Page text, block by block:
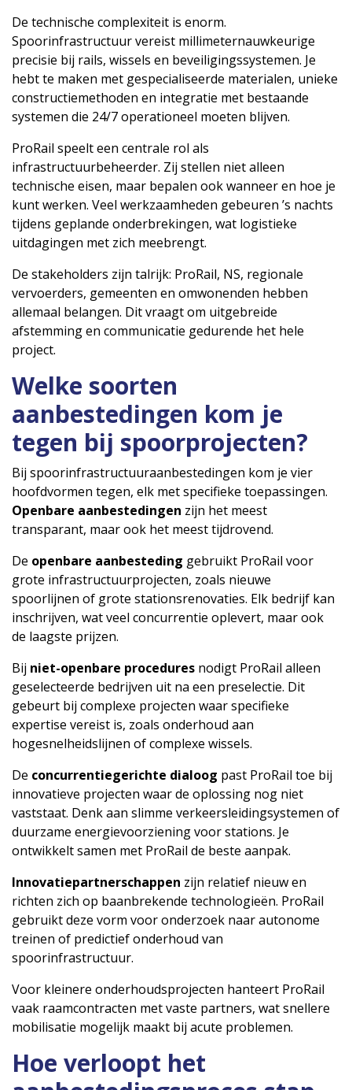
De technische complexiteit is enorm.
Spoorinfrastructuur vereist millimeternauwkeurige
precisie bij rails, wissels en beveiligingssystemen. Je
hebt te maken met gespecialiseerde materialen, unieke
constructiemethoden en integratie met bestaande
systemen die 24/7 operationeel moeten blijven.
ProRail speelt een centrale rol als
infrastructuurbeheerder. Zij stellen niet alleen
technische eisen, maar bepalen ook wanneer en hoe je
kunt werken. Veel werkzaamheden gebeuren ’s nachts
tijdens geplande onderbrekingen, wat logistieke
uitdagingen met zich meebrengt.
De stakeholders zijn talrijk: ProRail, NS, regionale
vervoerders, gemeenten en omwonenden hebben
allemaal belangen. Dit vraagt om uitgebreide
afstemming en communicatie gedurende het hele
project.
Welke soorten
aanbestedingen kom je
tegen bij spoorprojecten?
Bij spoorinfrastructuuraanbestedingen kom je vier
hoofdvormen tegen, elk met specifieke toepassingen.
Openbare aanbestedingen zijn het meest
transparant, maar ook het meest tijdrovend.
De openbare aanbesteding gebruikt ProRail voor
grote infrastructuurprojecten, zoals nieuwe
spoorlijnen of grote stationsrenovaties. Elk bedrijf kan
inschrijven, wat veel concurrentie oplevert, maar ook
de laagste prijzen.
Bij niet-openbare procedures nodigt ProRail alleen
geselecteerde bedrijven uit na een preselectie. Dit
gebeurt bij complexe projecten waar specifieke
expertise vereist is, zoals onderhoud aan
hogesnelheidslijnen of complexe wissels.
De concurrentiegerichte dialoog past ProRail toe bij
innovatieve projecten waar de oplossing nog niet
vaststaat. Denk aan slimme verkeersleidingsystemen of
duurzame energievoorziening voor stations. Je
ontwikkelt samen met ProRail de beste aanpak.
Innovatiepartnerschappen zijn relatief nieuw en
richten zich op baanbrekende technologieën. ProRail
gebruikt deze vorm voor onderzoek naar autonome
treinen of predictief onderhoud van
spoorinfrastructuur.
Voor kleinere onderhoudsprojecten hanteert ProRail
vaak raamcontracten met vaste partners, wat snellere
mobilisatie mogelijk maakt bij acute problemen.
Hoe verloopt het